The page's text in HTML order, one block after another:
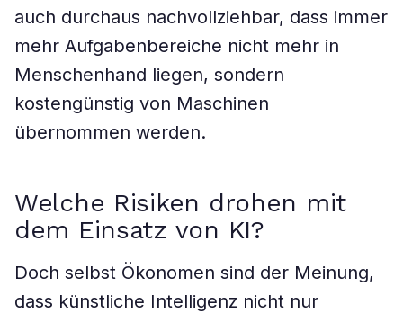
auch durchaus nachvollziehbar, dass immer
mehr Aufgabenbereiche nicht mehr in
Menschenhand liegen, sondern
kostengünstig von Maschinen
übernommen werden.
Welche Risiken drohen mit
dem Einsatz von KI?
Doch selbst Ökonomen sind der Meinung,
dass künstliche Intelligenz nicht nur